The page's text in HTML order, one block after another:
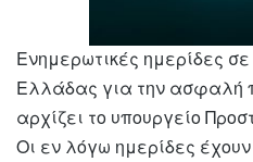
Ενημερωτικές ημερίδες
Ελλάδας για την ασφαλή
αρχίζει το υπουργείο
Οι εν λόγω ημερίδες έχουν